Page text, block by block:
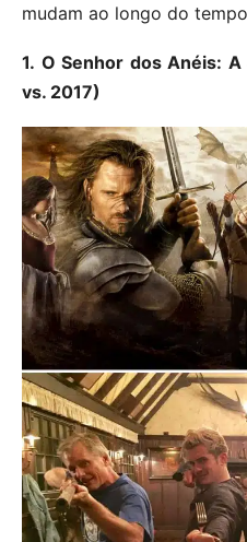
mudam ao longo do
1. O Senhor dos Anéis:
vs. 2017)